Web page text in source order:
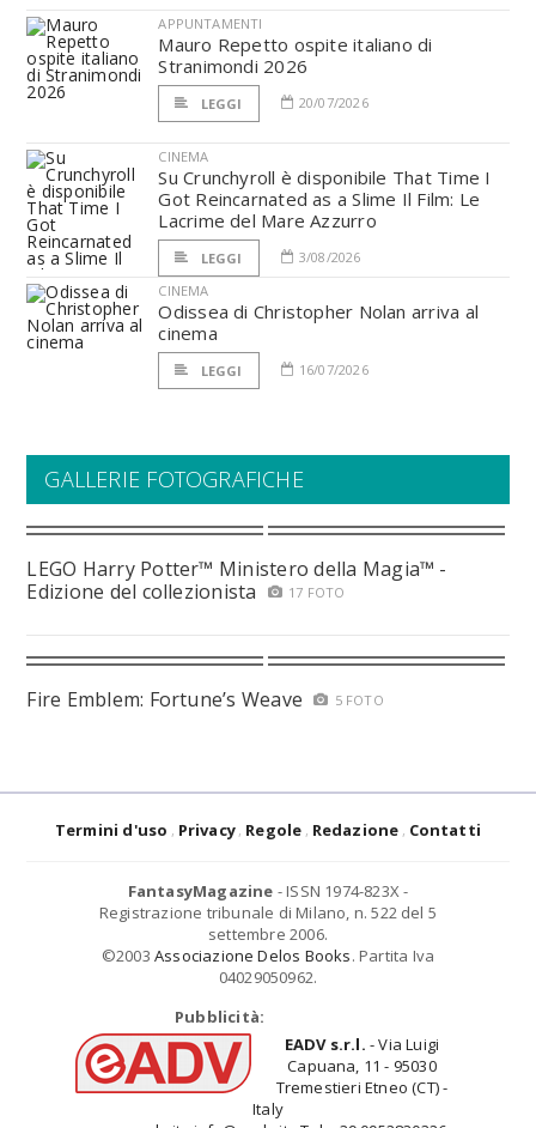
APPUNTAMENTI
Mauro Repetto ospite italiano di
Stranimondi 2026
LEGGI 20/07/2026
CINEMA
Su Crunchyroll è disponibile That Time I
Got Reincarnated as a Slime Il Film: Le
Lacrime del Mare Azzurro
LEGGI
3/08/2026
CINEMA
Odissea di Christopher Nolan arriva al
cinema
LEGGI 16/07/2026
GALLERIE FOTOGRAFICHE
LEGO Harry Potter™ Ministero della Magia™ -
Edizione del collezionista
17 FOTO
Fire Emblem: Fortune’s Weave 5 FOTO
Termini d'uso Privacy Regole Redazione Contatti
FantasyMagazine - ISSN 1974-823X -
Registrazione tribunale di Milano, n. 522 del 5
settembre 2006.
©2003 Associazione Delos Books. Partita Iva
04029050962.
Pubblicità:
EADV s.r.l. - Via Luigi
Capuana, 11 - 95030
Tremestieri Etneo (CT) -
Italy